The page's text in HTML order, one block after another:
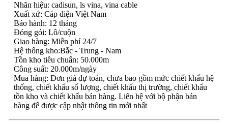
Nhãn hiệu: cadisun, ls vina, vina cable
Xuất xứ: Cáp điện Việt Nam
Bảo hành: 12 tháng
Đóng gói: Lô/cuộn
Giao hàng: Miễn phí 24/7
Hệ thống kho:Bắc - Trung - Nam
Tồn kho tiêu chuẩn: 50.000m
Công suất: 20.000m/ngày
Mua hàng: Đơn giá dự toán, chưa bao gồm mức chiết khấu hệ
thống, chiết khấu số lượng, chiết khấu thị trường, chiết khấu
tồn kho và chiết khấu bán hàng. Liên hệ với bộ phận bán
hàng để được cập nhật thông tin mới nhất